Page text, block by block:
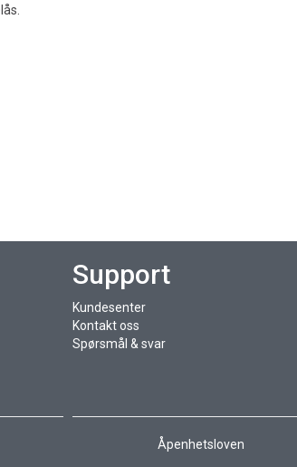
Support
Kundesenter
Kontakt oss
Spørsmål & svar
Åpenhetsloven